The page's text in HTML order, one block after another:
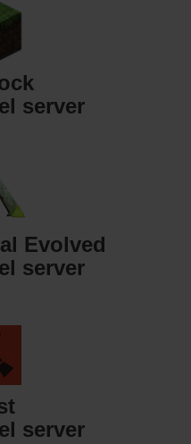
server
Evolved
server
server